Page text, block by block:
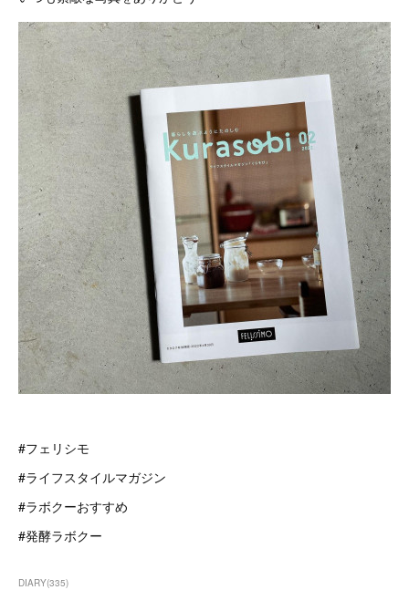
#フェリシモ
#ライフスタイルマガジン
#ラボクーおすすめ
#発酵ラボクー
DIARY(335)